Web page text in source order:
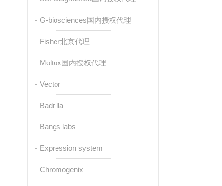
G-biosciences国内授权代理
Fisher北京代理
Moltox国内授权代理
Vector
Badrilla
Bangs labs
Expression system
Chromogenix